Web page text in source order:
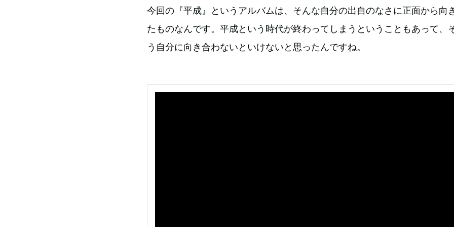
今回の『平成』というアルバムは、そんな自分の出自のなさに正面から向
たものなんです。平成という時代が終わってしまうということもあって、
う自分に向き合わないといけないと思ったんですね。